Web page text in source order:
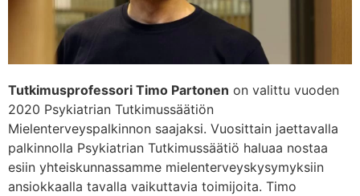
Tutkimusprofessori Timo Partonen on valittu vuoden
2020 Psykiatrian Tutkimussäätiön
Mielenterveyspalkinnon saajaksi. Vuosittain jaettavalla
palkinnolla Psykiatrian Tutkimussäätiö haluaa nostaa
esiin yhteiskunnassamme mielenterveyskysymyksiin
ansiokkaalla tavalla vaikuttavia toimijoita. Timo